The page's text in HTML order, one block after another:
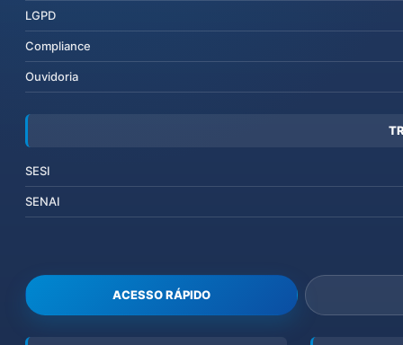
LGPD
Compliance
Ouvidoria
SESI
SENAI
ACESSO RÁPIDO